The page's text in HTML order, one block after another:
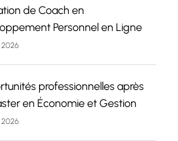
de Coach en
Personnel en Ligne
2026
professionnelles après
en Économie et Gestion
2026